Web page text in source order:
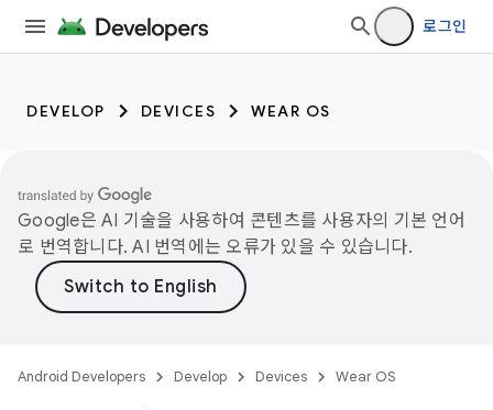
로그인
DEVELOP DEVICES WEAR OS
Google은 AI 기술을 사용하여 콘텐츠를 사용자의 기본 언어
로 번역합니다. AI 번역에는 오류가 있을 수 있습니다.
Android Developers Develop Devices Wear OS